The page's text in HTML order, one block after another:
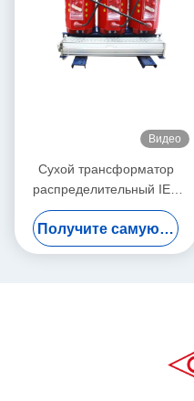
Видео
Сухой трансформатор
распределительный IEC
Standard 1250 кВА
SC(B)14-NX2, уровень
энергоэффективности 2
Получите самую лучшую цену